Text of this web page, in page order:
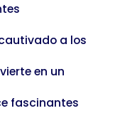
a los
en un
fascinantes